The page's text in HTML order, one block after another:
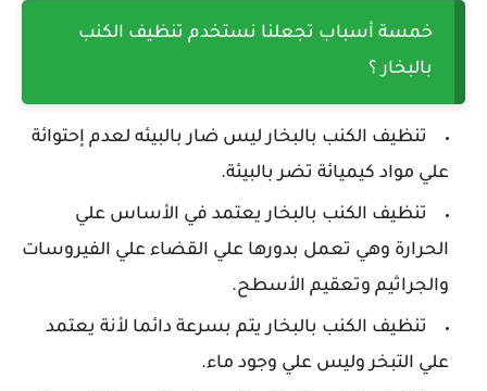
خمسة أسباب تجعلنا نستخدم تنظيف الكنب
بالبخار ؟
تنظيف الكنب بالبخار ليس ضار بالبيئه لعدم إحتوائة
علي مواد كيميائة تضر بالبيئة.
تنظيف الكنب بالبخار يعتمد في الأساس علي
الحرارة وهي تعمل بدورها علي القضاء علي الفيروسات
والجراثيم وتعقيم الأسطح.
تنظيف الكنب بالبخار يتم بسرعة دائما لأنة يعتمد
علي التبخر وليس علي وجود ماء.